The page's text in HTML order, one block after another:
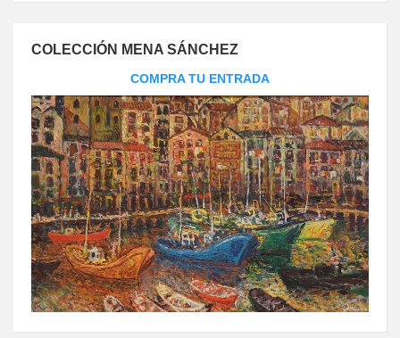
COLECCIÓN MENA SÁNCHEZ
COMPRA TU ENTRADA